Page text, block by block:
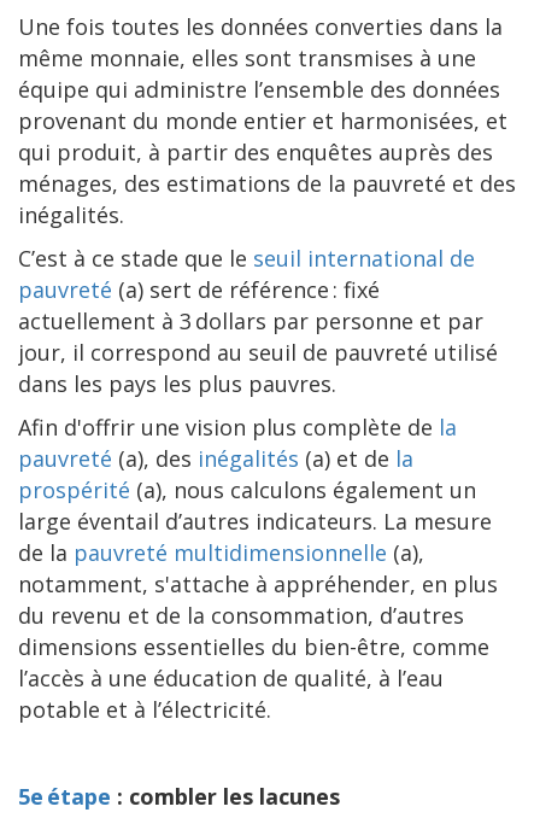
Une fois toutes les données converties dans la
même monnaie, elles sont transmises à une
équipe qui administre l’ensemble des données
provenant du monde entier et harmonisées, et
qui produit, à partir des enquêtes auprès des
ménages, des estimations de la pauvreté et des
inégalités.
C’est à ce stade que le seuil international de
pauvreté (a) sert de référence : fixé
actuellement à 3 dollars par personne et par
jour, il correspond au seuil de pauvreté utilisé
dans les pays les plus pauvres.
Afin d'offrir une vision plus complète de la
pauvreté (a), des inégalités (a) et de la
prospérité (a), nous calculons également un
large éventail d’autres indicateurs. La mesure
de la pauvreté multidimensionnelle (a),
notamment, s'attache à appréhender, en plus
du revenu et de la consommation, d’autres
dimensions essentielles du bien-être, comme
l’accès à une éducation de qualité, à l’eau
potable et à l’électricité.
5e étape : combler les lacunes